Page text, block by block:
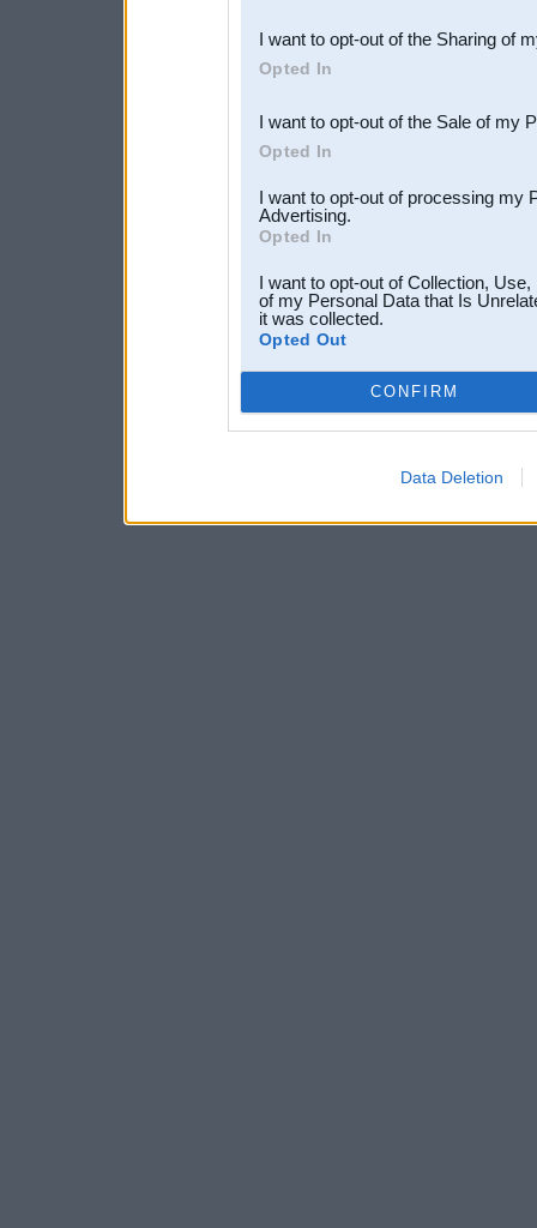
Downstream Participants
third parties.
I want to opt-out of the Sharing of
Opted In
I want to opt-out of the Sale of my
Opted In
I want to opt-out of processing my
Advertising.
Opted In
I want to opt-out of Collection,
of my Personal Data that Is
it was collected.
Opted Out
CONFIRM
Data Deletion